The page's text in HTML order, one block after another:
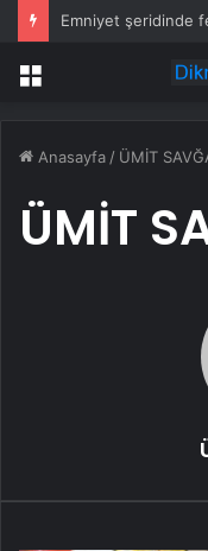
Menü
Anasayfa / ÜMİT
ÜMİT